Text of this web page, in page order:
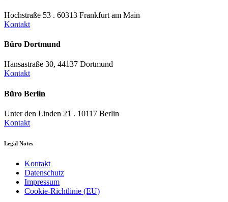
Hochstraße 53 . 60313 Frankfurt am Main
Kontakt
Büro Dortmund
Hansastraße 30, 44137 Dortmund
Kontakt
Büro Berlin
Unter den Linden 21 . 10117 Berlin
Kontakt
Legal Notes
Kontakt
Datenschutz
Impressum
Cookie-Richtlinie (EU)